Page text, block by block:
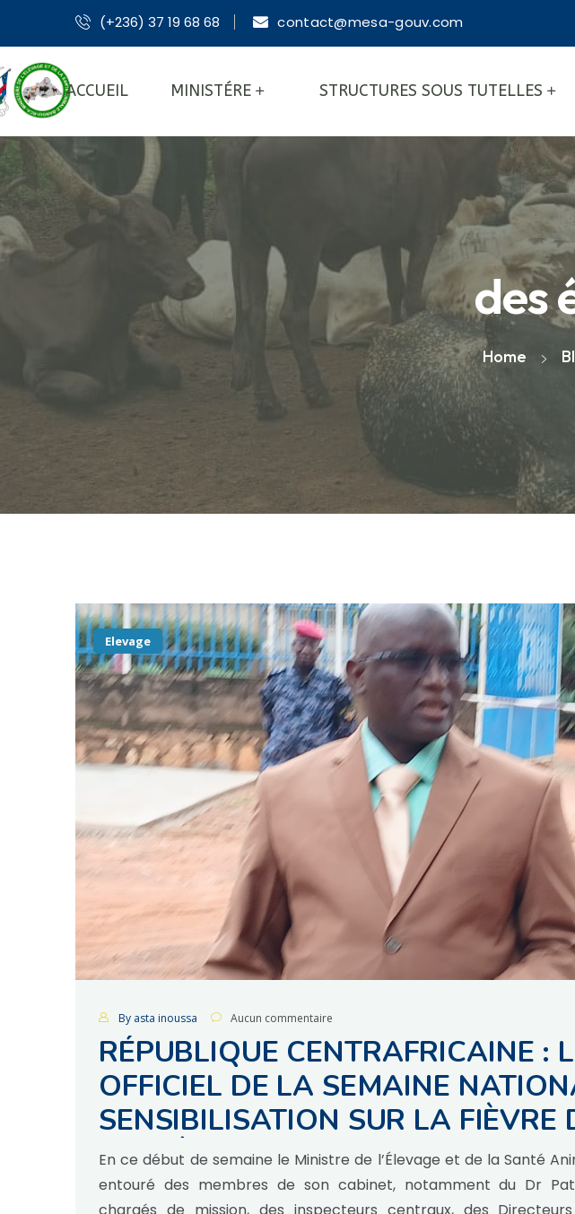
(+236) 37 19 68 68 contact@mesa-gouv.com
ACCUEIL MINISTÉRE STRUCTURES SOUS TUTELLES
des
Home
Elevage
By asta inoussa Aucun commentaire
RÉPUBLIQUE CENTRAFRICAINE :
OFFICIEL DE LA SEMAINE
SENSIBILISATION SUR LA FIÈVRE
VALLÉE DU RIFT
En ce début de semaine le Ministre de l’Élevage et de la Santé
entouré des membres de son cabinet, notamment du Dr
chargés de mission, des inspecteurs centraux, des